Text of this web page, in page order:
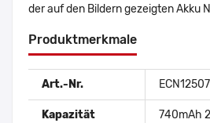
der auf den Bildern gezeigten Akku
Produktmerkmale
Art.-Nr.
Kapazität 740mAh